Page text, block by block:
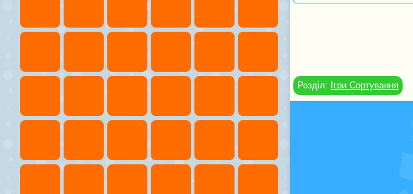
Розділ: Ігри Сортування